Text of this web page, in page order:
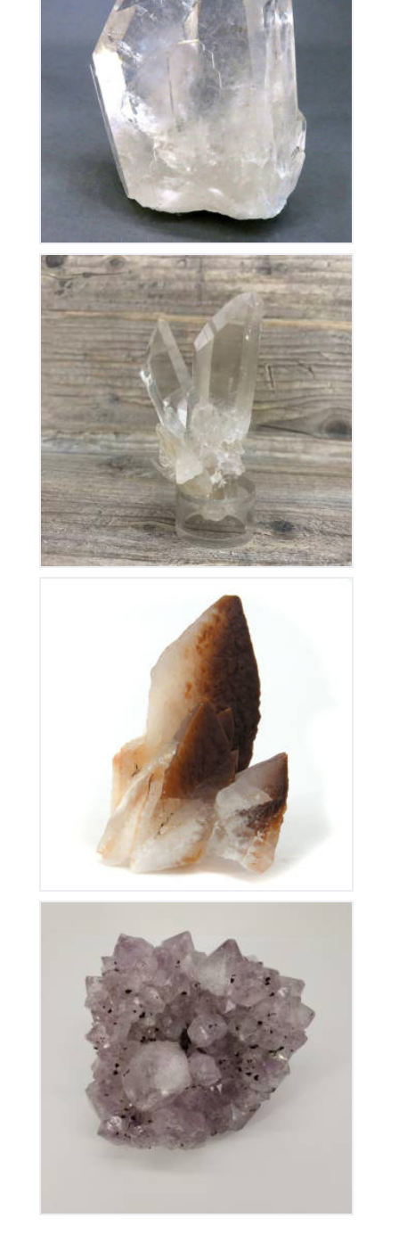
Cristal de Roche
280€
Cristal de Roche
150 €
Calcite de Chine
100
Améthyste du Brésil
80€